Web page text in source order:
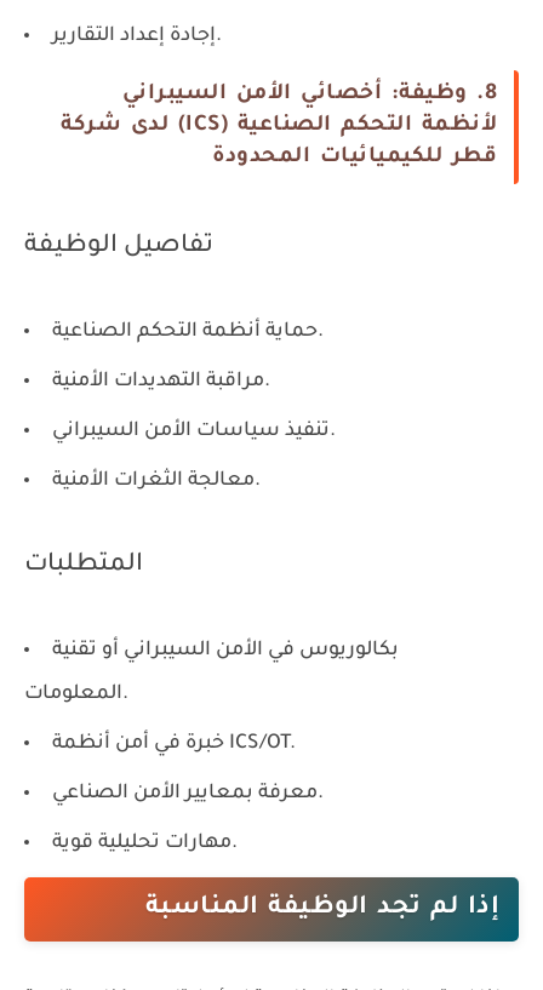
إجادة إعداد التقارير.
8. وظيفة: أخصائي الأمن السيبراني
لأنظمة التحكم الصناعية (ICS) لدى شركة
قطر للكيميائيات المحدودة
تفاصيل الوظيفة
حماية أنظمة التحكم الصناعية.
مراقبة التهديدات الأمنية.
تنفيذ سياسات الأمن السيبراني.
معالجة الثغرات الأمنية.
المتطلبات
بكالوريوس في الأمن السيبراني أو تقنية
المعلومات.
خبرة في أمن أنظمة ICS/OT.
معرفة بمعايير الأمن الصناعي.
مهارات تحليلية قوية.
إذا لم تجد الوظيفة المناسبة